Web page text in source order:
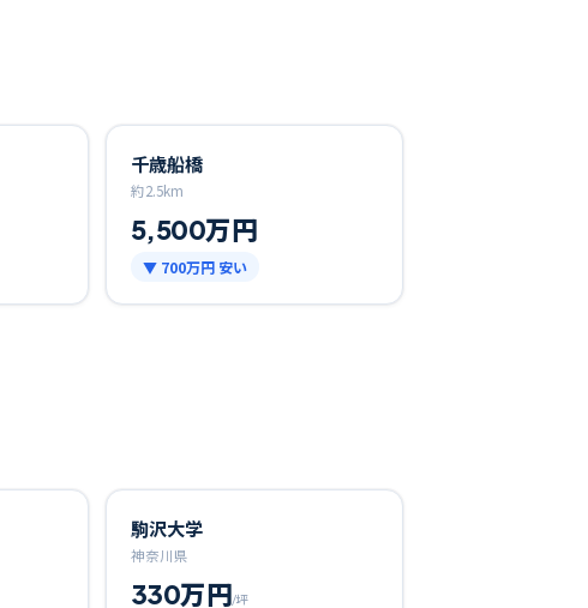
千歳船橋
約2.5km
5,500万円
▼ 700万円 安い
駒沢大学
神奈川県
330万円/坪